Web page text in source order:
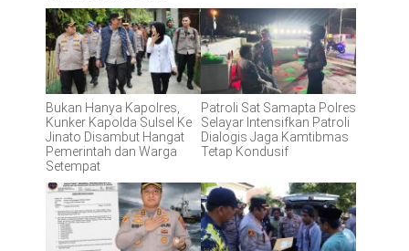
Bukan Hanya Kapolres,
Kunker Kapolda Sulsel Ke
Jinato Disambut Hangat
Pemerintah dan Warga
Setempat
Patroli Sat Samapta Polres
Selayar Intensifkan Patroli
Dialogis Jaga Kamtibmas
Tetap Kondusif